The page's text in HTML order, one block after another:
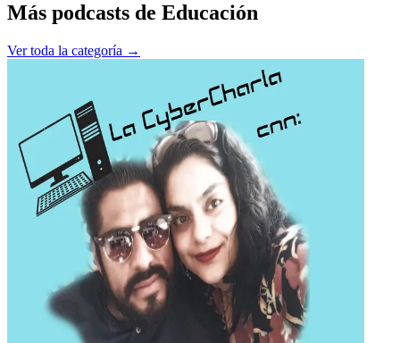
Más podcasts de Educación
Ver toda la categoría →